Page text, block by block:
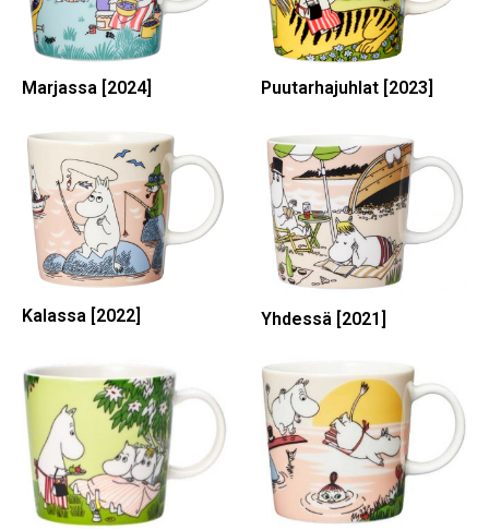
Marjassa [2024] Puutarhajuhlat [2023]
Kalassa [2022] Yhdessä [2021]